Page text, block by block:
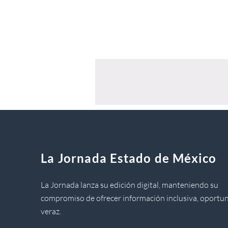
La Jornada Estado de México
La Jornada lanza su edición digital, manteniendo su
compromiso de ofrecer información inclusiva,
veraz.